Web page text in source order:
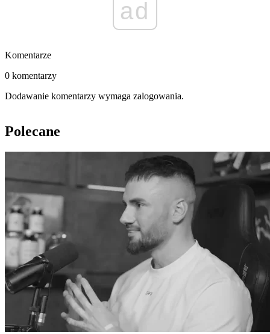
ad
Komentarze
0 komentarzy
Dodawanie komentarzy wymaga zalogowania.
Polecane